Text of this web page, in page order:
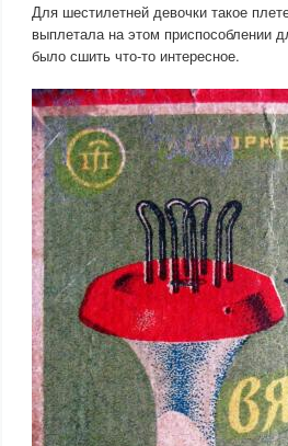
Для шестилетней девочки такое
выплетала на этом приспособлении
было сшить что-то интересное.